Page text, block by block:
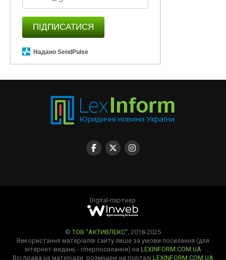
ПІДПИСАТИСЯ
Надано SendPulse
Digital-партнер
© ТОВ "АКТИВЛЕКС" , 2018-2025
Використання матеріалів сайту лише за умови посилання (для
інтернет-видань - гіперпосилання) на LEXINFORM.COM.UA
Всі права на матеріали, розміщені на порталі LEXINFORM.COM.UA